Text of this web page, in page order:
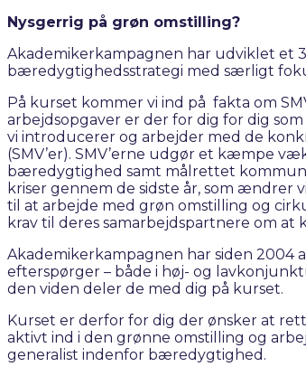
Nysgerrig på grøn omstilling?
Akademikerkampagnen har udviklet et
bæredygtighedsstrategi med særligt
På kurset kommer vi ind på fakta om
arbejdsopgaver er der for dig for dig
vi introducerer og arbejder med de
(SMV’er). SMV’erne udgør et kæmpe
bæredygtighed samt målrettet
kriser gennem de sidste år, som
til at arbejde med grøn omstilling og
krav til deres samarbejdspartnere om
Akademikerkampagnen har siden 2004
efterspørger – både i høj- og
den viden deler de med dig på kurset.
Kurset er derfor for dig der ønsker at
aktivt ind i den grønne omstilling og
generalist indenfor bæredygtighed.